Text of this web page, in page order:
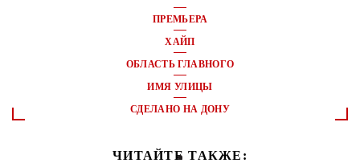
ПРЕМЬЕРА
ХАЙП
ОБЛАСТЬ ГЛАВНОГО
ИМЯ УЛИЦЫ
СДЕЛАНО НА ДОНУ
ЧИТАЙТЕ ТАКЖЕ: